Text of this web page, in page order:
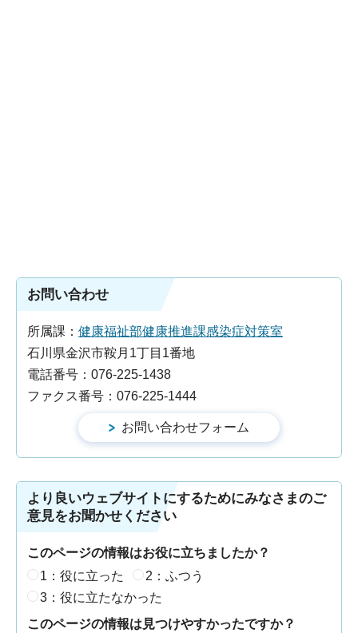
お問い合わせ
所属課： 健康福祉部健康推進課感染症対策室
石川県金沢市鞍月1丁目1番地
電話番号：076-225-1438
ファクス番号：076-225-1444
より良いウェブサイトにするためにみなさまのご
意見をお聞かせください
このページの情報はお役に立ちましたか？
1：役に立った
2：ふつう
3：役に立たなかった
このページの情報は見つけやすかったですか？